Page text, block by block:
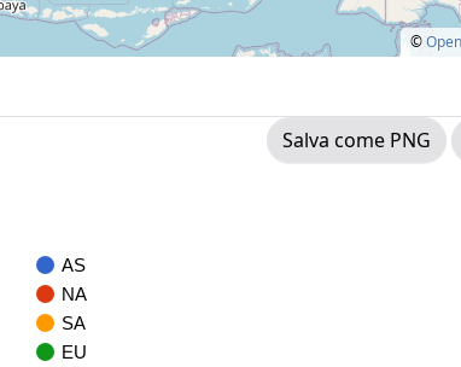
©
Salva come PNG
AS
NA
SA
EU